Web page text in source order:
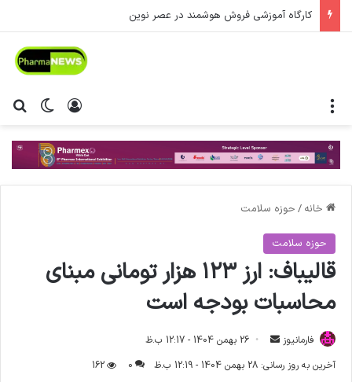
کارگاه آموزشی فروش هوشمند در عصر نوین
تغییر ورود
خانه / حوزه سلامت
حوزه سلامت
قالیباف: ارز ۱۲۳ هزار تومانی مبنای
محاسبات بودجه است
فارمانیوز
26 بهمن 1404 - 12:17 ب.ظ
آخرین به روز رسانی: 28 بهمن 1404 - 12:19 ب.ظ
0
162